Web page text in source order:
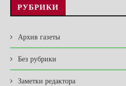
РУБРИКИ
Архив газеты
Без рубрики
Заметки редактора